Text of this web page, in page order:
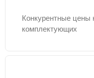
Конкурентные цены
комплектующих